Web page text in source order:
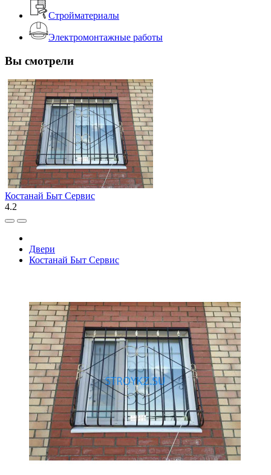
Стройматериалы
Электромонтажные работы
Вы смотрели
Костанай Быт Сервис
4.2
Двери
Костанай Быт Сервис